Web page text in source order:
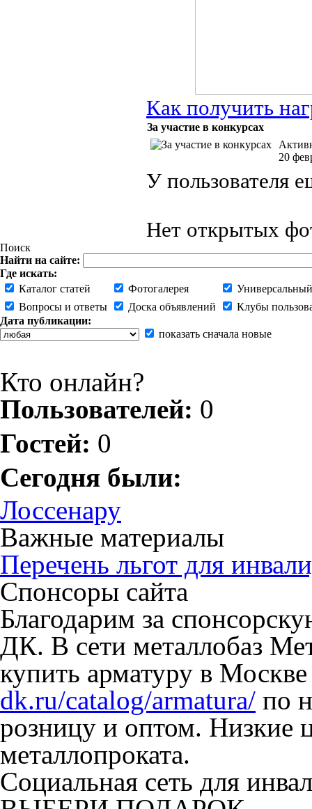
Как получить
За участие в конкурсах
20
У пользователя
Нет открытых
Поиск
Найти на сайте:
Где искать:
Каталог статей
Фотогалерея
Вопросы и ответы
Доска объявлений
Клубы
Дата публикации:
показать сначала новые
Кто онлайн?
Пользователей: 0
Гостей: 0
Сегодня были:
Лоссенару
Важные материалы
Перечень льгот для
Спонсоры сайта
Благодарим за
ДК. В сети металлобаз
купить арматуру в
dk.ru/catalog/armatura/ по
розницу и оптом. Низкие
металлопроката.
Социальная сеть для